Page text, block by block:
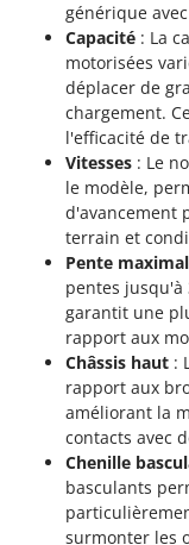
Tre Spade
Trev - Abrek -
Trotec
Troy-Bilt
Udor
Unger
Verdemax
Vesco
Volpi
Waldner
Weber
WIDU
générique
Capacité : La
motorisées
déplacer de
chargement.
l'efficacité de
Vitesses : Le
le modèle,
d'avancement
terrain et
Pente
pentes jusqu'à
garantit une
rapport aux
Châssis haut :
rapport aux
améliorant la
contacts avec
Chenille
basculants
surmonter les